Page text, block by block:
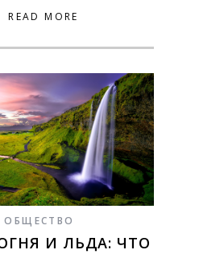
READ MORE
ОБЩЕСТВО
И ЛЬДА: ЧТО